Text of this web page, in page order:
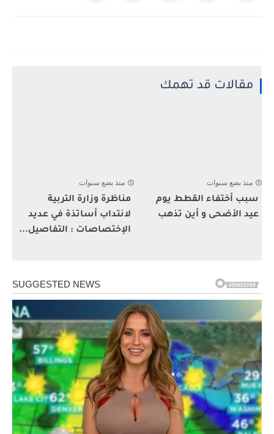
مقالات قد تهمك
منذ بضع سنوات
سبب أختفاء القطط يوم
عيد الأضحى و أين تذهب
منذ بضع سنوات
مناظرة وزارة التربية
لانتداب أساتذة في عديد
الإختصاصات : التفاصيل...